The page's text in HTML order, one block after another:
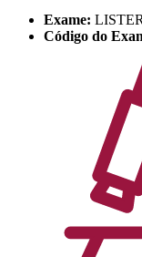
Exame:
Código do